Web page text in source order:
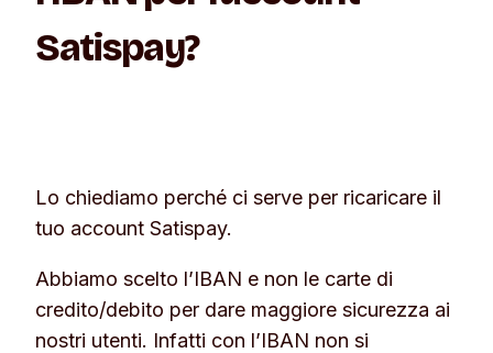
Satispay?
Lo chiediamo perché ci serve per ricaricare il
tuo account Satispay.
Abbiamo scelto l’IBAN e non le carte di
credito/debito per dare maggiore sicurezza ai
nostri utenti. Infatti con l’IBAN non si